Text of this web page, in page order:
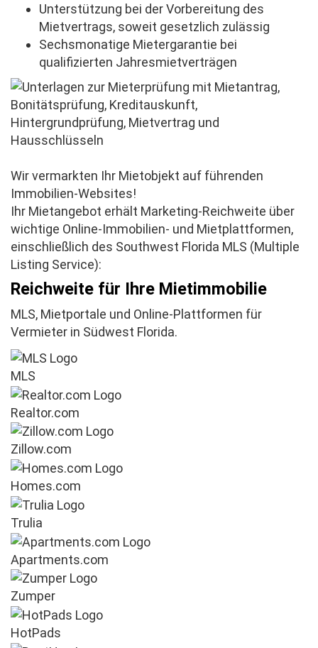
Unterstützung bei der Vorbereitung des
Mietvertrags, soweit gesetzlich zulässig
Sechsmonatige Mietergarantie bei
qualifizierten Jahresmietverträgen
Wir vermarkten Ihr Mietobjekt auf führenden
Immobilien-Websites!
Ihr Mietangebot erhält Marketing-Reichweite über
wichtige Online-Immobilien- und Mietplattformen,
einschließlich des Southwest Florida MLS (Multiple
Listing Service):
Reichweite für Ihre Mietimmobilie
MLS, Mietportale und Online-Plattformen für
Vermieter in Südwest Florida.
MLS
Realtor.com
Zillow.com
Homes.com
Trulia
Apartments.com
Zumper
HotPads